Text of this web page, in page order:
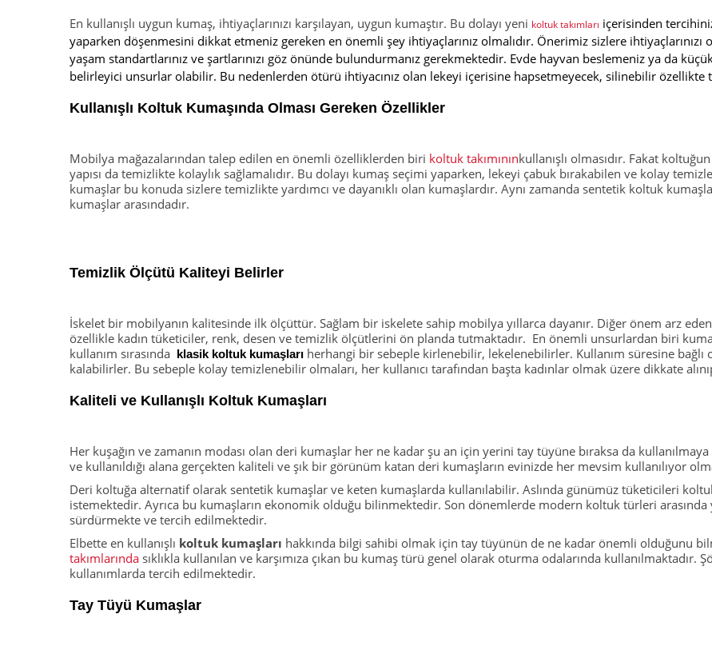
En kullanışlı uygun kumaş, ihtiyaçlarınızı karşılayan, uygun kumaştır. Bu dolayı yeni koltuk takımları içerisinden
yaparken döşenmesini dikkat etmeniz gereken en önemli şey ihtiyaçlarınız olmalıdır. Önerimiz sizlere
yaşam standartlarınız ve şartlarınızı göz önünde bulundurmanız gerekmektedir. Evde hayvan beslemeniz ya da
belirleyici unsurlar olabilir. Bu nedenlerden ötürü ihtiyacınız olan lekeyi içerisine hapsetmeyecek, silinebilir özellikte
Kullanışlı Koltuk Kumaşında Olması Gereken Özellikler
Mobilya mağazalarından talep edilen en önemli özelliklerden biri koltuk takımınınkullanışlı olmasıdır. Fakat
yapısı da temizlikte kolaylık sağlamalıdır. Bu dolayı kumaş seçimi yaparken, lekeyi çabuk bırakabilen ve kolay
kumaşlar bu konuda sizlere temizlikte yardımcı ve dayanıklı olan kumaşlardır. Aynı zamanda sentetik koltuk
kumaşlar arasındadır.
Temizlik Ölçütü Kaliteyi Belirler
İskelet bir mobilyanın kalitesinde ilk ölçüttür. Sağlam bir iskelete sahip mobilya yıllarca dayanır. Diğer önem arz eden
özellikle kadın tüketiciler, renk, desen ve temizlik ölçütlerini ön planda tutmaktadır. En önemli unsurlardan biri
kullanım sırasında klasik koltuk kumaşları herhangi bir sebeple kirlenebilir, lekelenebilirler. Kullanım süresine
kalabilirler. Bu sebeple kolay temizlenebilir olmaları, her kullanıcı tarafından başta kadınlar olmak üzere dikkate
Kaliteli ve Kullanışlı Koltuk Kumaşları
Her kuşağın ve zamanın modası olan deri kumaşlar her ne kadar şu an için yerini tay tüyüne bıraksa da
ve kullanıldığı alana gerçekten kaliteli ve şık bir görünüm katan deri kumaşların evinizde her mevsim kullanılıyor
Deri koltuğa alternatif olarak sentetik kumaşlar ve keten kumaşlarda kullanılabilir. Aslında günümüz tüketicileri
istemektedir. Ayrıca bu kumaşların ekonomik olduğu bilinmektedir. Son dönemlerde modern koltuk türleri
sürdürmekte ve tercih edilmektedir.
Elbette en kullanışlı koltuk kumaşları hakkında bilgi sahibi olmak için tay tüyünün de ne kadar önemli olduğunu
takımlarında sıklıkla kullanılan ve karşımıza çıkan bu kumaş türü genel olarak oturma odalarında
kullanımlarda tercih edilmektedir.
Tay Tüyü Kumaşlar